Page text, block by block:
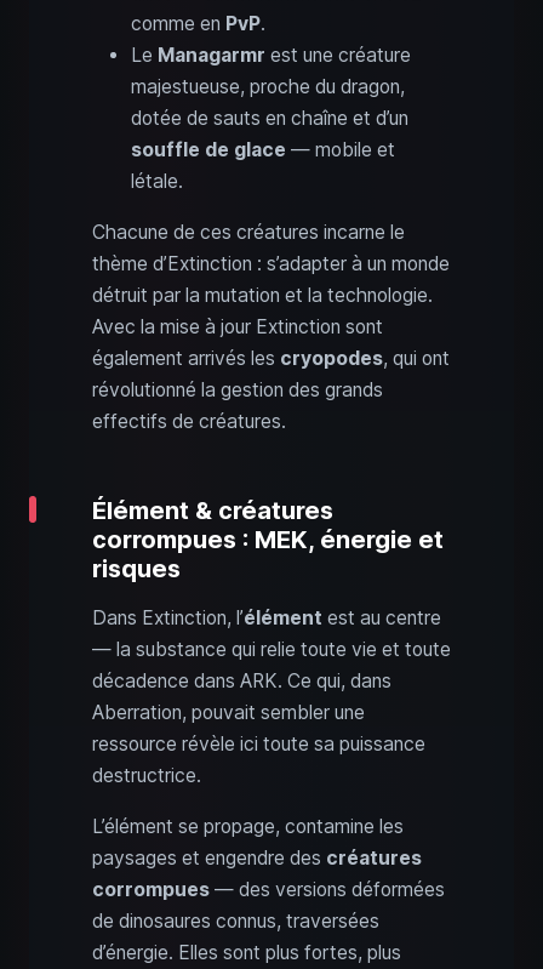
comme en PvP.
Le Managarmr est une créature
majestueuse, proche du dragon,
dotée de sauts en chaîne et d’un
souffle de glace — mobile et
létale.
Chacune de ces créatures incarne le
thème d’Extinction : s’adapter à un monde
détruit par la mutation et la technologie.
Avec la mise à jour Extinction sont
également arrivés les cryopodes, qui ont
révolutionné la gestion des grands
effectifs de créatures.
Élément & créatures
corrompues : MEK, énergie et
risques
Dans Extinction, l’élément est au centre
— la substance qui relie toute vie et toute
décadence dans ARK. Ce qui, dans
Aberration, pouvait sembler une
ressource révèle ici toute sa puissance
destructrice.
L’élément se propage, contamine les
paysages et engendre des créatures
corrompues — des versions déformées
de dinosaures connus, traversées
d’énergie. Elles sont plus fortes, plus